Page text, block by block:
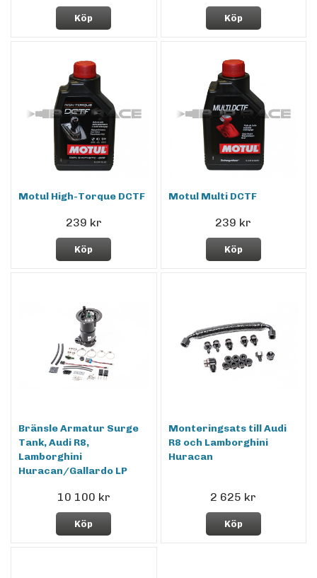
Köp Köp
Motul High-Torque DCTF
239 kr
Köp
Motul Multi DCTF
239 kr
Köp
Bränsle Armatur Surge
Tank, Audi R8,
Lamborghini
Huracan/Gallardo LP
10 100 kr
Köp
Monteringsats till Audi
R8 och Lamborghini
Huracan
2 625 kr
Köp